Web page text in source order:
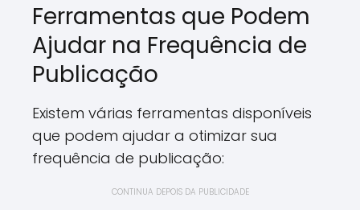
Ferramentas que Podem
Ajudar na Frequência de
Publicação
Existem várias ferramentas disponíveis
que podem ajudar a otimizar sua
frequência de publicação:
CONTINUA DEPOIS DA PUBLICIDADE